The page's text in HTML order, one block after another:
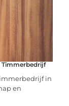
Timmerbedrijf
in
en